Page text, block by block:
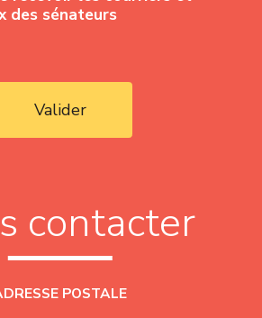
des sénateurs
Valider
contacter
POSTALE